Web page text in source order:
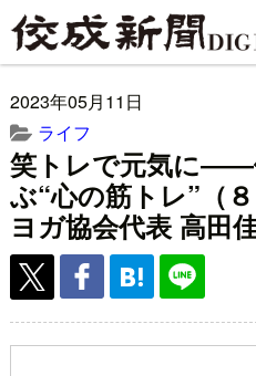
2023年05月11日
ライフ
笑トレで元気に――
ぶ“心の筋トレ”（
ヨガ協会代表 高田